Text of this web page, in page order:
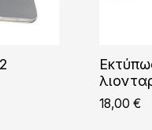
18,00€